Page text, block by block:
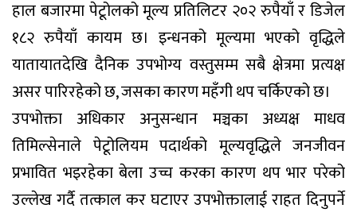
हाल बजारमा पेटूोलको मूल्य प्रतिलिटर २०२ रुपैयाँ र डिजेल
१८२ रुपैयाँ कायम छ। इन्धनको मूल्यमा भएको वृद्धिले
यातायातदेखि दैनिक उपभोग्य वस्तुसम्म सबै क्षेत्रमा प्रत्यक्ष
असर पारिरहेको छ, जसका कारण महँगी थप चर्किएको छ।
उपभोक्ता अधिकार अनुसन्धान मञ्चका अध्यक्ष माधव
तिमिल्सेनाले पेटूोलियम पदार्थको मूल्यवृद्धिले जनजीवन
प्रभावित भइरहेका बेला उच्च करका कारण थप भार परेको
उल्लेख गर्दै तत्काल कर घटाएर उपभोक्तालाई राहत दिनुपर्ने